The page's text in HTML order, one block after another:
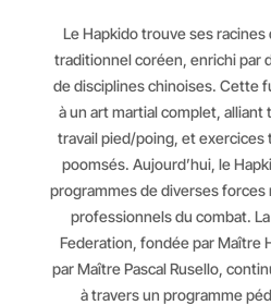
Le Hapkido trouve ses racines
traditionnel coréen, enrichi par
de disciplines chinoises. Cette
à un art martial complet,
travail pied/poing, et
poomsés. Aujourd’hui, le
programmes de diverses
professionnels du combat.
Federation, fondée par Maître
par Maître Pascal Rusello,
à travers un programme